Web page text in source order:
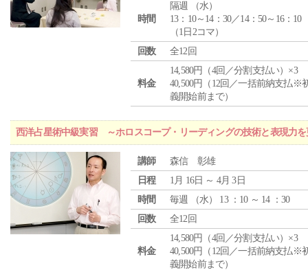
時間
隔週 （水）
13：10～14：30／14：50～16：10
（1日2コマ）
回数
全12回
料金
14,580円（4回／分割支払い）×3
40,500円（12回／一括前納支払※
義開始前まで）
西洋占星術中級実習 ～ホロスコープ・リーディングの技術と表現力
講師
森信 彰雄
日程
1月 16日 ～ 4月 3日
時間
毎週 （水） 13 ：10 ～ 14 ：30
回数
全12回
料金
14,580円（4回／分割支払い）×3
40,500円（12回／一括前納支払※
義開始前まで）